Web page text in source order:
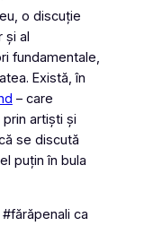
o discuție
și al
fundamentale,
Există, în
– care
artiști și
se discută
puțin în bula
ca